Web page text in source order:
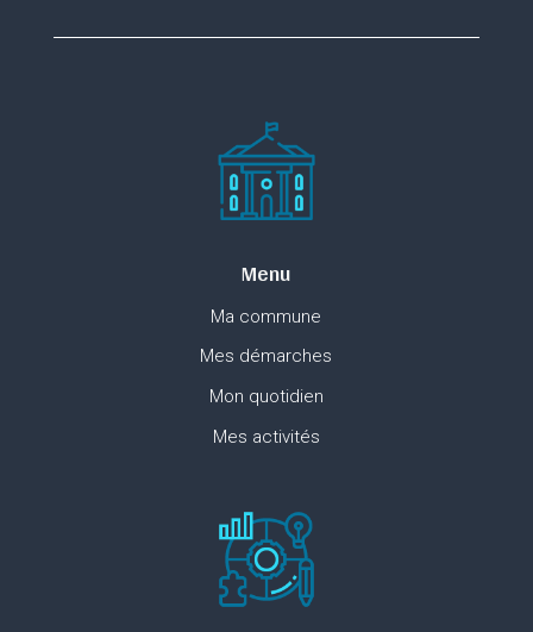
Menu
Ma commune
Mes démarches
Mon quotidien
Mes activités